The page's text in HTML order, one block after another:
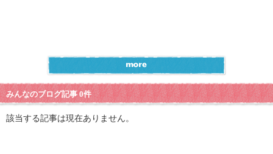
みんなのブログ記事 0件
該当する記事は現在ありません。